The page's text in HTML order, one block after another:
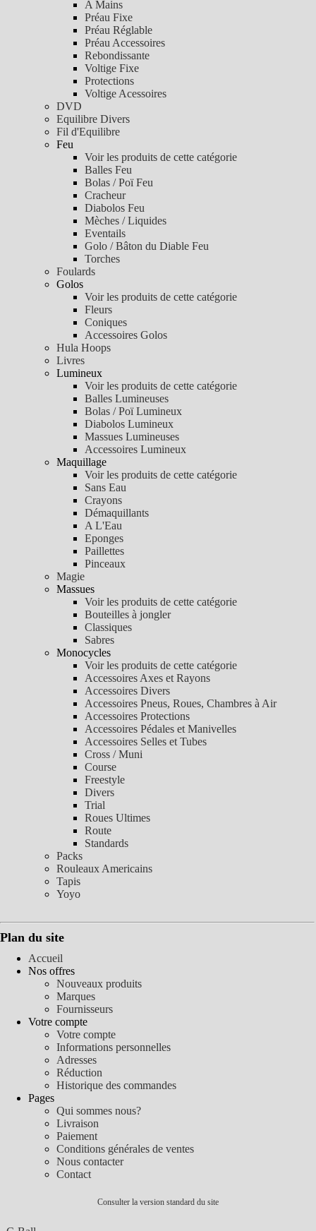
A Mains
Préau Fixe
Préau Réglable
Préau Accessoires
Rebondissante
Voltige Fixe
Protections
Voltige Acessoires
DVD
Equilibre Divers
Fil d'Equilibre
Feu
Voir les produits de cette catégorie
Balles Feu
Bolas / Poï Feu
Cracheur
Diabolos Feu
Mèches / Liquides
Eventails
Golo / Bâton du Diable Feu
Torches
Foulards
Golos
Voir les produits de cette catégorie
Fleurs
Coniques
Accessoires Golos
Hula Hoops
Livres
Lumineux
Voir les produits de cette catégorie
Balles Lumineuses
Bolas / Poï Lumineux
Diabolos Lumineux
Massues Lumineuses
Accessoires Lumineux
Maquillage
Voir les produits de cette catégorie
Sans Eau
Crayons
Démaquillants
A L'Eau
Eponges
Paillettes
Pinceaux
Magie
Massues
Voir les produits de cette catégorie
Bouteilles à jongler
Classiques
Sabres
Monocycles
Voir les produits de cette catégorie
Accessoires Axes et Rayons
Accessoires Divers
Accessoires Pneus, Roues, Chambres à Air
Accessoires Protections
Accessoires Pédales et Manivelles
Accessoires Selles et Tubes
Cross / Muni
Course
Freestyle
Divers
Trial
Roues Ultimes
Route
Standards
Packs
Rouleaux Americains
Tapis
Yoyo
Plan du site
Accueil
Nos offres
Nouveaux produits
Marques
Fournisseurs
Votre compte
Votre compte
Informations personnelles
Adresses
Réduction
Historique des commandes
Pages
Qui sommes nous?
Livraison
Paiement
Conditions générales de ventes
Nous contacter
Contact
Consulter la version standard du site